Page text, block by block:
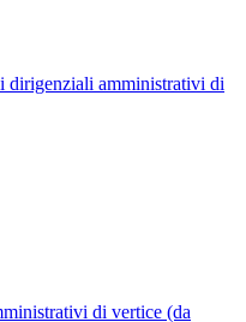
dirigenziali amministrativi di
di vertice (da